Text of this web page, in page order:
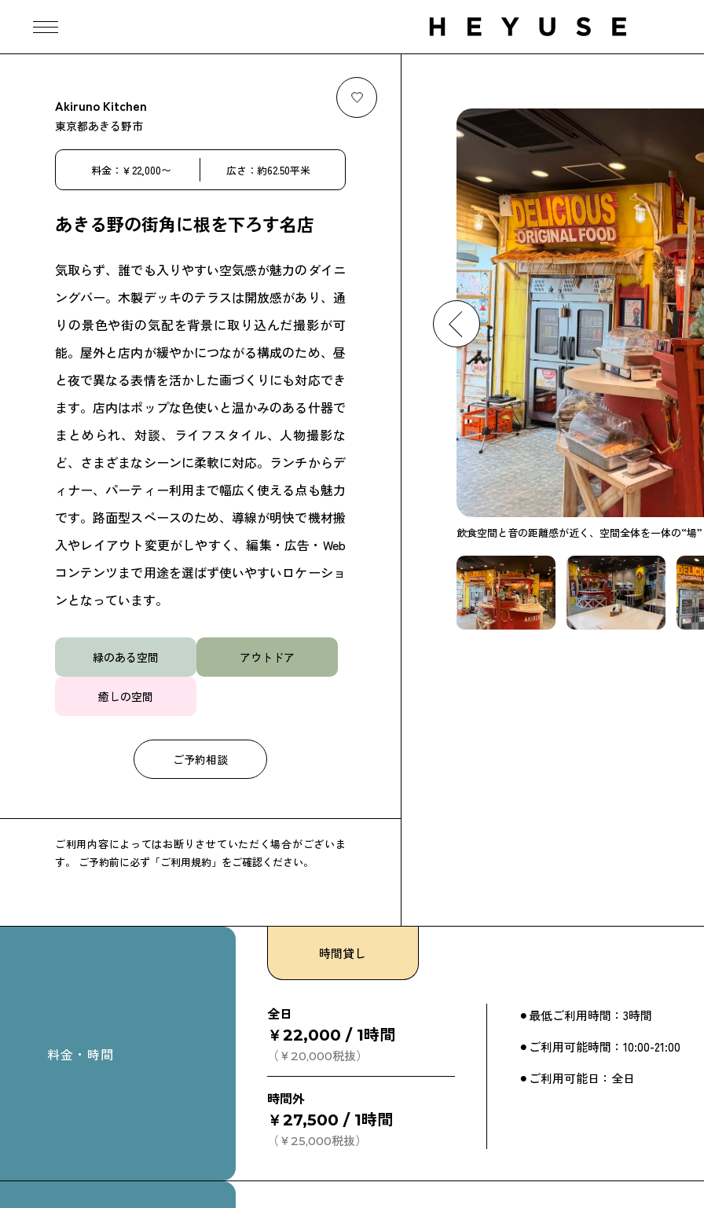
お気に入り
Akiruno Kitchen
東京都あきる野市
料金：￥22,000〜 広さ：約62.50平米
あきる野の街角に根を下ろす名店
気取らず、誰でも入りやすい空気感が魅力のダイニ
ングバー。木製デッキのテラスは開放感があり、通
りの景色や街の気配を背景に取り込んだ撮影が可
能。屋外と店内が緩やかにつながる構成のため、昼
と夜で異なる表情を活かした画づくりにも対応でき
ます。店内はポップな色使いと温かみのある什器で
まとめられ、対談、ライフスタイル、人物撮影な
ど、さまざまなシーンに柔軟に対応。ランチからデ
ィナー、パーティー利用まで幅広く使える点も魅力
です。路面型スペースのため、導線が明快で機材搬
入やレイアウト変更がしやすく、編集・広告・Web
コンテンツまで用途を選ばず使いやすいロケーショ
ンとなっています。
緑のある空間 アウトドア
癒しの空間
ご予約相談
ご利用内容によってはお断りさせていただく場合がございま
す。
ご予約前に必ず「ご利用規約」をご確認ください。
飲食空間と音の距離感が近く、空間全体を一体の“場
料金・時間
時間貸し
全日
￥22,000 / 1時間
（￥20,000税抜）
時間外
￥27,500 / 1時間
（￥25,000税抜）
⚫︎最低ご利用時間：3時間
⚫︎ご利用可能時間：10:00-21:00
⚫︎ご利用可能日：全日